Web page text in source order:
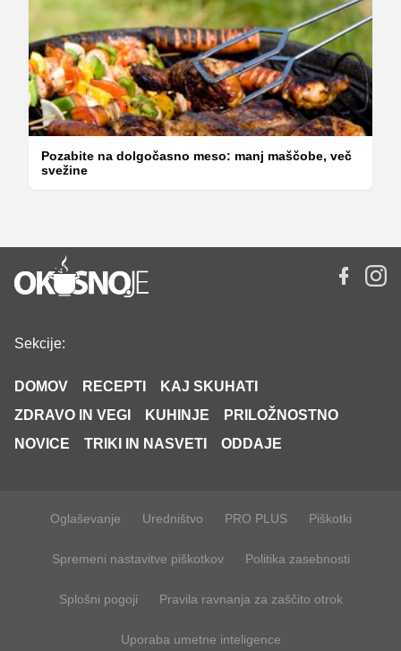
Pozabite na dolgočasno meso: manj maščobe, več
svežine
Sekcije:
DOMOV RECEPTI
KAJ SKUHATI
ZDRAVO IN VEGI
KUHINJE
PRILOŽNOSTNO
NOVICE
TRIKI IN NASVETI ODDAJE
Oglaševanje Uredništvo PRO PLUS Piškotki
Spremeni nastavitve piškotkov Politika zasebnosti
Splošni pogoji Pravila ravnanja za zaščito otrok
Uporaba umetne inteligence